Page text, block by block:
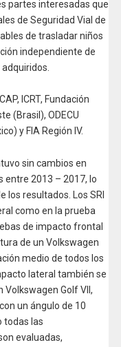
partes interesadas que
de Seguridad Vial de
de trasladar niños
independiente de
ICRT, Fundación
(Brasil), ODECU
y FIA Región IV.
sin cambios en
entre 2013 – 2017, lo
los resultados. Los SRI
como en la prueba
de impacto frontal
de un Volkswagen
medio de todos los
lateral también se
Golf VII,
un ángulo de 10
todas las
evaluadas,